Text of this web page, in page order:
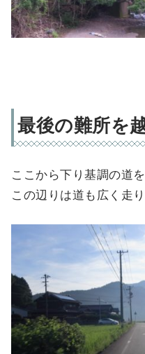
最後の難所を
ここから下り基調の道
この辺りは道も広く走